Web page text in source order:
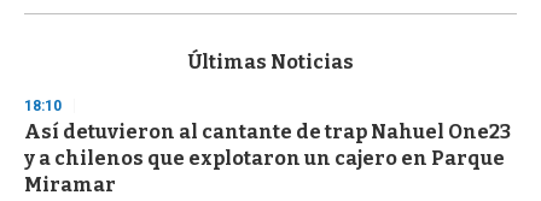
s
d
s
o
f
3
Últimas Noticias
18:10
Así detuvieron al cantante de trap Nahuel One23
y a chilenos que explotaron un cajero en Parque
Miramar